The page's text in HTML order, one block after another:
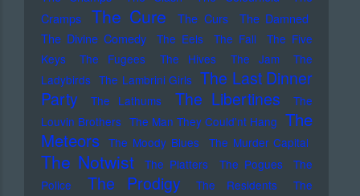
Cramps
The Cure The Curs
The Damned
The Divine Comedy
The Eels The Fall
The Five
Keys
The Fugees The Hives The Jam
The
Ladybirds The Lambrini Girls The Last Dinner
Party
The Lathums The Libertines
The
Louvin Brothers The Man They Could'nt Hang The
Meteors The Moody Blues The Murder Capital
The Notwist The Platters The Pogues
The
Police
The Prodigy The Residents
The